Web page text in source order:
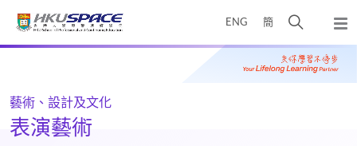
ENG 簡
開
搜
尋
彈
出
主
Main
藝術、設計及文化
表演藝術